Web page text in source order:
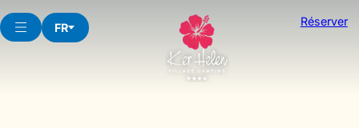
au
contenu
FR Réserver